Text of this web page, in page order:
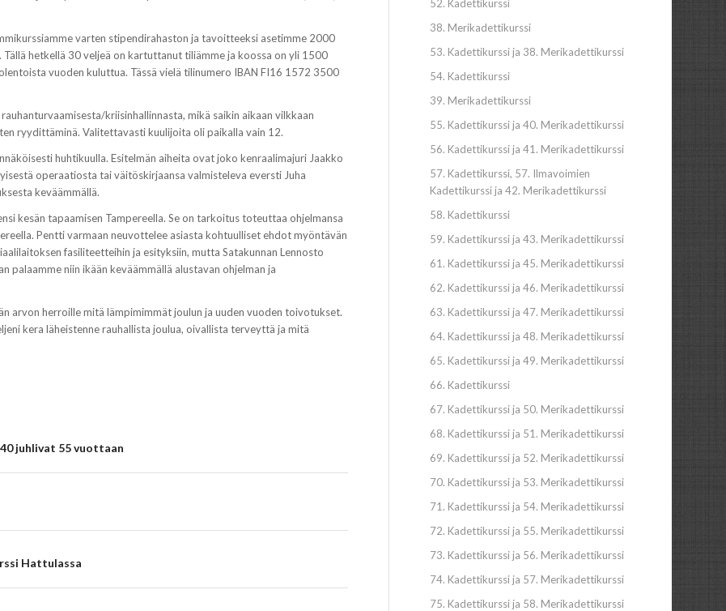
varten stipendirahaston ja tavoitteeksi asetimme 2000
hetkellä 30 veljeä on kartuttanut tiliämme ja koossa on yli 1500
vuoden kuluttua. Tässä vielä tilinumero IBAN FI16 1572 3500
kriisinhallinnasta, mikä saikin aikaan vilkkaan
ryydittäminä. Valitettavasti kuulijoita oli paikalla vain 12.
huhtikuulla. Esitelmän aiheita ovat joko kenraalimajuri Jaakko
operaatiosta tai väitöskirjaansa valmisteleva eversti Juha
keväämmällä.
kesän tapaamisen Tampereella. Se on tarkoitus toteuttaa ohjelmansa
Pentti varmaan neuvottelee asiasta kohtuulliset ehdot myöntävän
fasiliteetteihin ja esityksiin, mutta Satakunnan Lennosto
palaamme niin ikään keväämmällä alustavan ohjelman ja
arvon herroille mitä lämpimimmät joulun ja uuden vuoden toivotukset.
kera läheistenne rauhallista joulua, oivallista terveyttä ja mitä
juhlivat 55 vuottaan
Hattulassa
52. Kadettikurssi
38. Merikadettikurssi
53. Kadettikurssi ja 38. Merikadettikurssi
54. Kadettikurssi
39. Merikadettikurssi
55. Kadettikurssi ja 40. Merikadettikurssi
56. Kadettikurssi ja 41. Merikadettikurssi
57. Kadettikurssi, 57. Ilmavoimien
Kadettikurssi ja 42. Merikadettikurssi
58. Kadettikurssi
59. Kadettikurssi ja 43. Merikadettikurssi
61. Kadettikurssi ja 45. Merikadettikurssi
62. Kadettikurssi ja 46. Merikadettikurssi
63. Kadettikurssi ja 47. Merikadettikurssi
64. Kadettikurssi ja 48. Merikadettikurssi
65. Kadettikurssi ja 49. Merikadettikurssi
66. Kadettikurssi
67. Kadettikurssi ja 50. Merikadettikurssi
68. Kadettikurssi ja 51. Merikadettikurssi
69. Kadettikurssi ja 52. Merikadettikurssi
70. Kadettikurssi ja 53. Merikadettikurssi
71. Kadettikurssi ja 54. Merikadettikurssi
72. Kadettikurssi ja 55. Merikadettikurssi
73. Kadettikurssi ja 56. Merikadettikurssi
74. Kadettikurssi ja 57. Merikadettikurssi
75. Kadettikurssi ja 58. Merikadettikurssi